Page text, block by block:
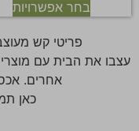
בחר אפשרויות
פריטי קש
עצבו את הבית עם
אחרים.
כאן